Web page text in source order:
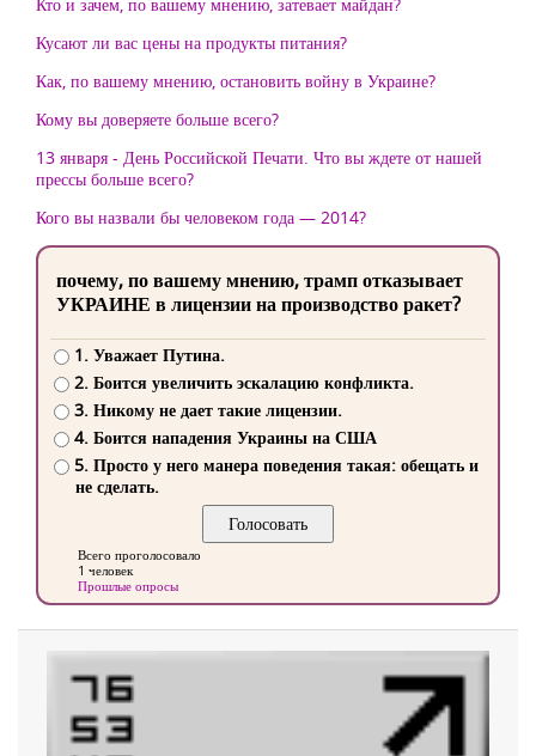
Кусают ли вас цены на продукты питания?
Как, по вашему мнению, остановить войну в Украине?
Кому вы доверяете больше всего?
13 января - День Российской Печати. Что вы ждете от нашей
прессы больше всего?
Кого вы назвали бы человеком года — 2014?
почему, по вашему мнению, трамп отказывает
УКРАИНЕ в лицензии на производство ракет?
1. Уважает Путина.
2. Боится увеличить эскалацию конфликта.
3. Никому не дает такие лицензии.
4. Боится нападения Украины на США
5. Просто у него манера поведения такая: обещать и
не сделать.
Всего проголосовало
1 человек
Прошлые опросы